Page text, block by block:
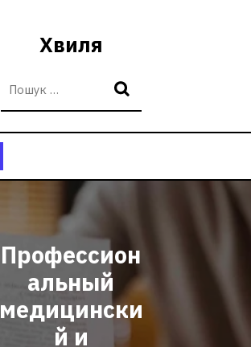
Хвиля
Відкрити
Профессион
альный
медицински
й и